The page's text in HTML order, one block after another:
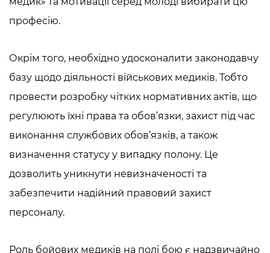
професію.
Окрім того, необхідно удосконалити законодавчу
базу щодо діяльності військових медиків. Тобто
провести розробку чітких нормативних актів, що
регулюють їхні права та обов’язки, захист під час
виконання службових обов’язків, а також
визначення статусу у випадку полону. Це
дозволить уникнути невизначеності та
забезпечити надійний правовий захист
персоналу.
Роль бойових медиків на полі бою є надзвичайно